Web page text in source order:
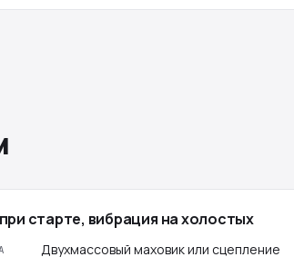
старте, вибрация на холостых
Двухмассовый маховик или сцепление